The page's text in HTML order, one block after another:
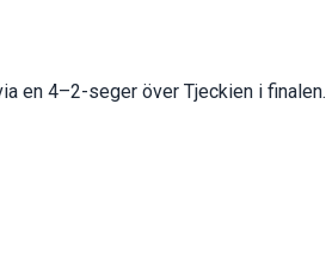
en 4–2-seger över Tjeckien i finalen.